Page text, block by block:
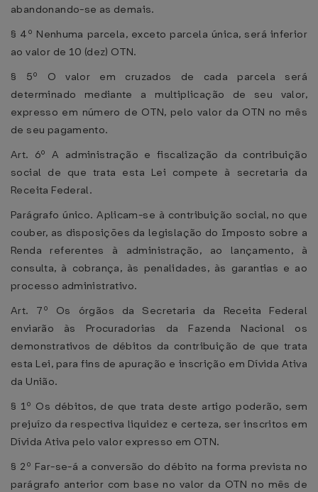
abandonando-se as demais.
§ 4º Nenhuma parcela, exceto parcela única, será inferior
ao valor de 10 (dez) OTN.
§ 5º O valor em cruzados de cada parcela será
determinado mediante a multiplicação de seu valor,
expresso em número de OTN, pelo valor da OTN no mês
de seu pagamento.
Art. 6º A administração e fiscalização da contribuição
social de que trata esta Lei compete à secretaria da
Receita Federal.
Parágrafo único. Aplicam-se à contribuição social, no que
couber, as disposições da legislação do Imposto sobre a
Renda referentes à administração, ao lançamento, à
consulta, à cobrança, às penalidades, às garantias e ao
processo administrativo.
Art. 7º Os órgãos da Secretaria da Receita Federal
enviarão às Procuradorias da Fazenda Nacional os
demonstrativos de débitos da contribuição de que trata
esta Lei, para fins de apuração e inscrição em Dívida Ativa
da União.
§ 1º Os débitos, de que trata deste artigo poderão, sem
prejuízo da respectiva liquidez e certeza, ser inscritos em
Dívida Ativa pelo valor expresso em OTN.
§ 2º Far-se-á a conversão do débito na forma prevista no
parágrafo anterior com base no valor da OTN no mês de